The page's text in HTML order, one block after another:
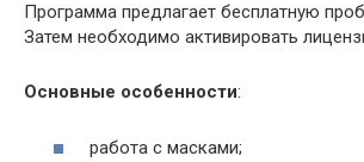
Программа предлагает бесплатную
Затем необходимо активировать
Основные особенности:
работа с масками;